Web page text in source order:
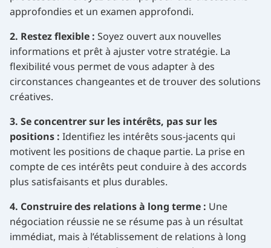
approfondies et un examen approfondi.
2. Restez flexible : Soyez ouvert aux nouvelles
informations et prêt à ajuster votre stratégie. La
flexibilité vous permet de vous adapter à des
circonstances changeantes et de trouver des solutions
créatives.
3. Se concentrer sur les intérêts, pas sur les
positions : Identifiez les intérêts sous-jacents qui
motivent les positions de chaque partie. La prise en
compte de ces intérêts peut conduire à des accords
plus satisfaisants et plus durables.
4. Construire des relations à long terme : Une
négociation réussie ne se résume pas à un résultat
immédiat, mais à l’établissement de relations à long